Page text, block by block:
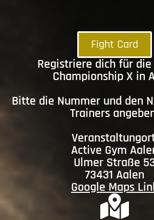
Fight Card
Registriere dich für
Championship X in
Bitte die Nummer und den
Trainers
Active Gym
Ulmer Straße
73431 Aalen
Google Maps